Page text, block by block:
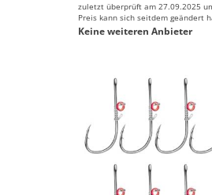
zuletzt überprüft am 27.09.2025
Preis kann sich seitdem geändert
Keine weiteren Anbieter